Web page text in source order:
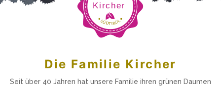
Die Familie Kircher
Seit über 40 Jahren hat unsere Familie ihren grünen Daumen